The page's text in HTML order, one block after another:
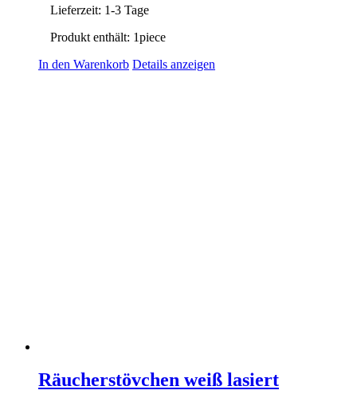
Lieferzeit: 1-3 Tage
Produkt enthält: 1piece
In den Warenkorb Details anzeigen
Räucherstövchen weiß lasiert